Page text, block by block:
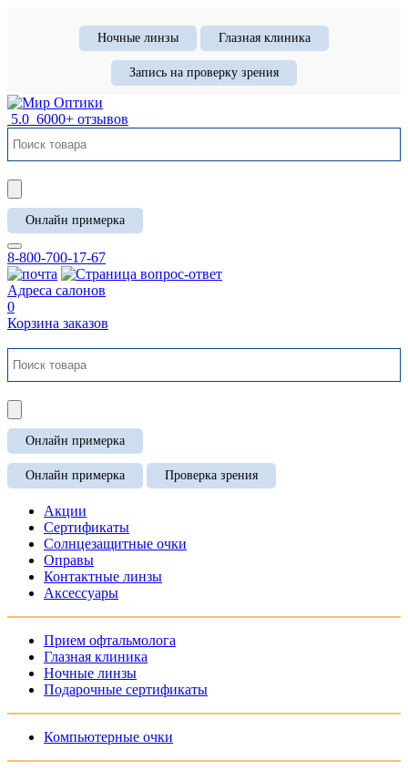
Ночные линзы Глазная клиника
Запись на проверку зрения
5.0 6000+ отзывов
Онлайн примерка
8-800-700-17-67
Адреса салонов
0
Корзина заказов
Онлайн примерка
Онлайн примерка Проверка зрения
Акции
Сертификаты
Солнцезащитные очки
Оправы
Контактные линзы
Аксессуары
Прием офтальмолога
Глазная клиника
Ночные линзы
Подарочные сертификаты
Компьютерные очки